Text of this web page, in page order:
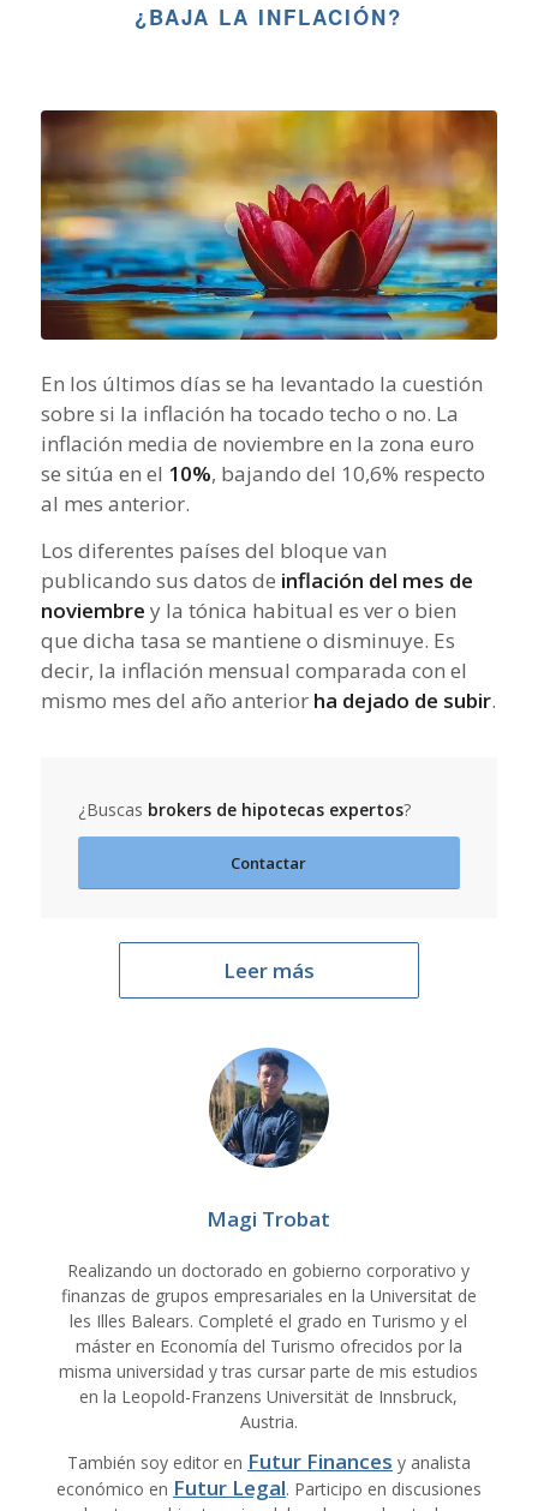
¿BAJA LA INFLACIÓN?
En los últimos días se ha levantado la cuestión
sobre si la inflación ha tocado techo o no. La
inflación media de noviembre en la zona euro
se sitúa en el 10%, bajando del 10,6% respecto
al mes anterior.
Los diferentes países del bloque van
publicando sus datos de inflación del mes de
noviembre y la tónica habitual es ver o bien
que dicha tasa se mantiene o disminuye. Es
decir, la inflación mensual comparada con el
mismo mes del año anterior ha dejado de subir.
¿Buscas brokers de hipotecas expertos?
Contactar
Leer más
Magi Trobat
Realizando un doctorado en gobierno corporativo y
finanzas de grupos empresariales en la Universitat de
les Illes Balears. Completé el grado en Turismo y el
máster en Economía del Turismo ofrecidos por la
misma universidad y tras cursar parte de mis estudios
en la Leopold-Franzens Universität de Innsbruck,
Austria.
También soy editor en Futur Finances y analista
económico en Futur Legal. Participo en discusiones